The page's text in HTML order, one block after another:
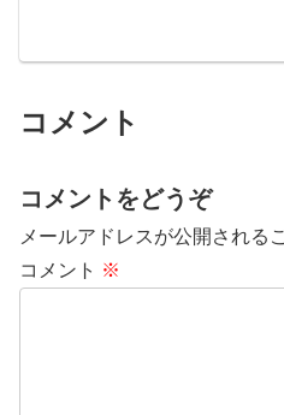
コメント
コメントをどうぞ
メールアドレスが公開される
コメント ※